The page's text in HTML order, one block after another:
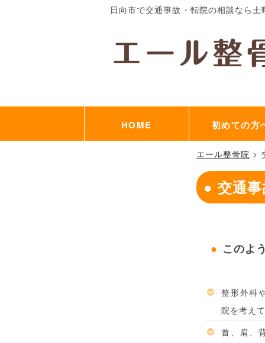
日向市で交通事故・転院の相談なら
HOME 初めての方
エール整骨院 >
交通
このよ
整形外科
院を考え
首、肩、